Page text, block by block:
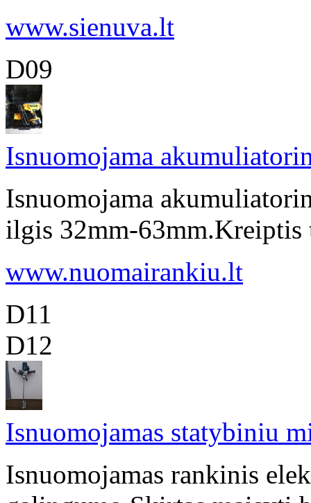
www.sienuva.lt
D09
Isnuomojama
Isnuomojama
ilgis 32mm-63mm.Kreiptis
www.nuomairankiu.lt
D11
D12
Isnuomojamas statybiniu
Isnuomojamas rankinis